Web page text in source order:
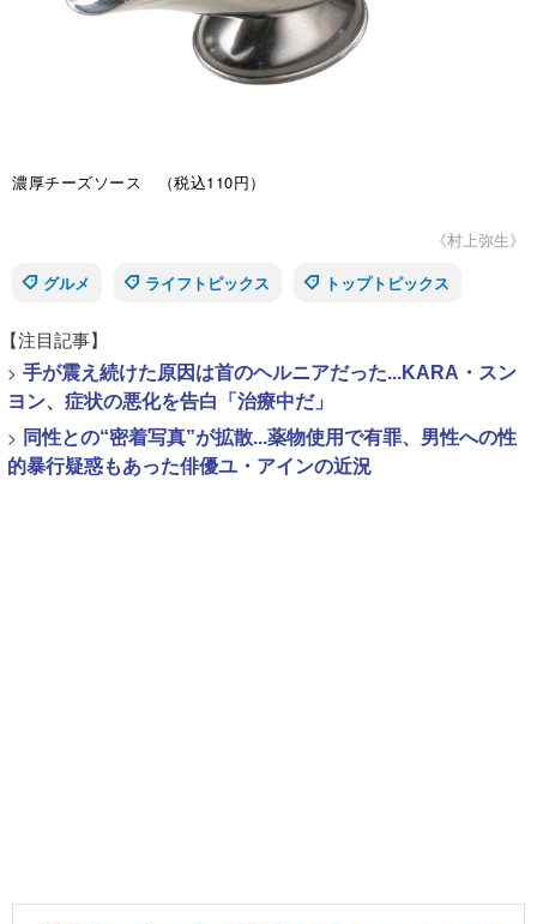
濃厚チーズソース （税込110円）
《村上弥生》
グルメ
ライフトピックス トップトピックス
【注目記事】
> 手が震え続けた原因は首のヘルニアだった...KARA・スン
ヨン、症状の悪化を告白「治療中だ」
> 同性との“密着写真”が拡散...薬物使用で有罪、男性への性
的暴行疑惑もあった俳優ユ・アインの近況